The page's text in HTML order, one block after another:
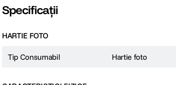
Specificații
HARTIE FOTO
Tip Consumabil Hartie foto